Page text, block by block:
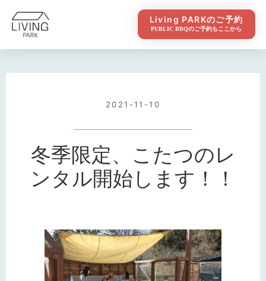
Living PARKのご予約
PUBLIC BBQのご予約もここから
2021-11-10
冬季限定、こたつのレ
ンタル開始します！！